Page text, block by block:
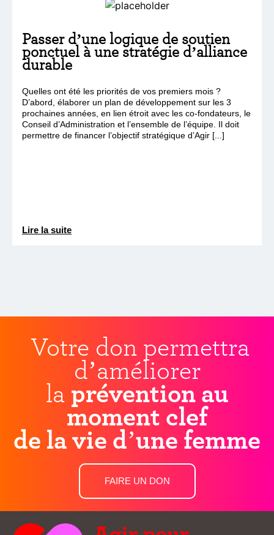
Passer d’une logique de soutien
ponctuel à une stratégie d’alliance
durable
Quelles ont été les priorités de vos premiers mois ?
D’abord, élaborer un plan de développement sur les 3
prochaines années, en lien étroit avec les co-fondateurs, le
Conseil d’Administration et l’ensemble de l’équipe. Il doit
permettre de financer l’objectif stratégique d’Agir [...]
Lire la suite
Votre don permettra
d’améliorer
la prévention au
moment clef
de la vie d’une femme
FAIRE UN DON